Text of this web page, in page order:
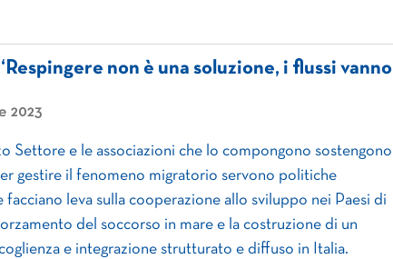
non è una soluzione, i flussi vanno
2023
Settore e le associazioni che lo compongono sostengono
gestire il fenomeno migratorio servono politiche
facciano leva sulla cooperazione allo sviluppo nei Paesi di
del soccorso in mare e la costruzione di un
e integrazione strutturato e diffuso in Italia.